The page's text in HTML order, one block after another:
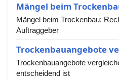
Mängel beim
Mängel beim Trockenbau:
Auftraggeber
Trockenbauangebote
Trockenbauangebote
entscheidend ist